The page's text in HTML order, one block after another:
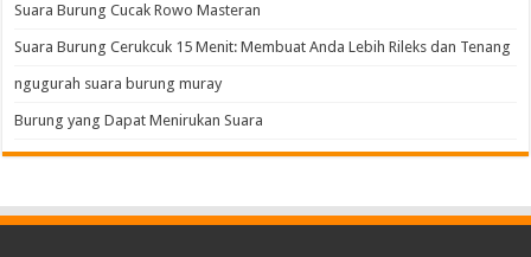
Suara Burung Cucak Rowo Masteran
Suara Burung Cerukcuk 15 Menit: Membuat Anda Lebih Rileks dan Tenang
ngugurah suara burung muray
Burung yang Dapat Menirukan Suara